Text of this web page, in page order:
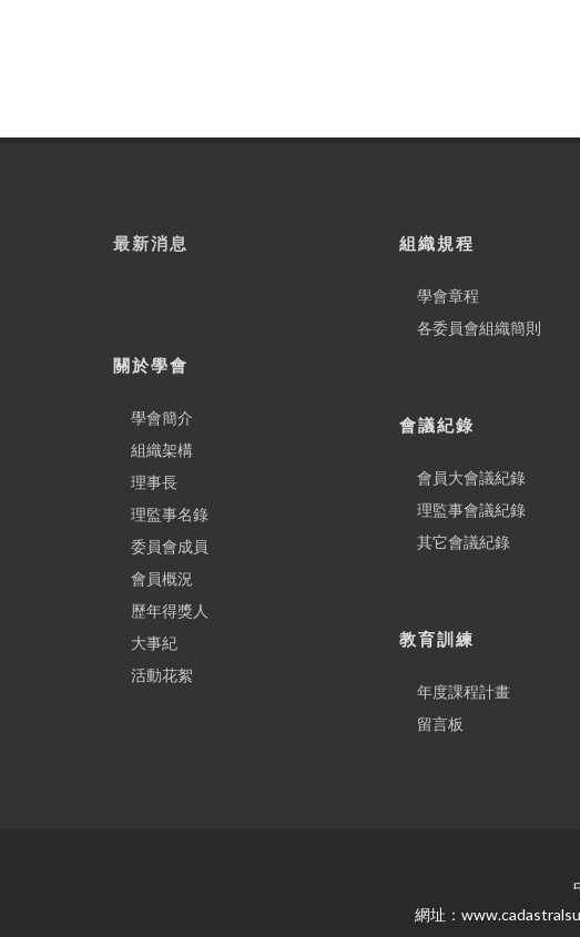
最新消息
關於學會
學會簡介
組織架構
理事長
理監事名錄
委員會成員
會員概況
歷年得獎人
大事紀
活動花絮
組織規程
學會章程
各委員會組織簡則
會議紀錄
會員大會議紀錄
理監事會議紀錄
其它會議紀錄
教育訓練
年度課程計畫
留言板
網址：